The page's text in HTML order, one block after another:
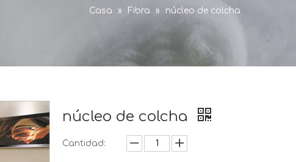
Casa » Fibra » núcleo de colcha
núcleo de colcha
Cantidad: